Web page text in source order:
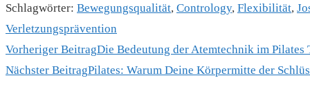
Schlagwörter: Bewegungsqualität, Contrology, Flexibilität,
Verletzungsprävention
Weitere
Artikel
Vorheriger BeitragDie Bedeutung der Atemtechnik im Pilates
Nächster BeitragPilates: Warum Deine Körpermitte der